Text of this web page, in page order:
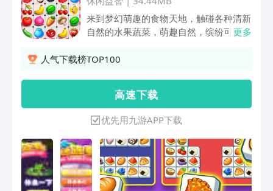
来到梦幻萌趣的食物天地，触碰各种清新
自然的水果蔬菜，萌趣自然，缤纷可口，
游戏特色： 1、多种纷乱香甜的水果、
天！休闲模式、极速模式、无限模式、地
狱模式、经典模式… 3、详细直观的画面
操作指导，立即上手SO EASY! 模式多、
玩法多、萌物多！！高分不易。敢来挑
战？
更多
人气下载榜TOP100
高 速 下 载
优先用九游APP下载